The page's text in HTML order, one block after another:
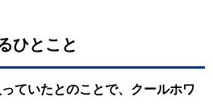
ひとこと
ていたとのことで、クールホワ